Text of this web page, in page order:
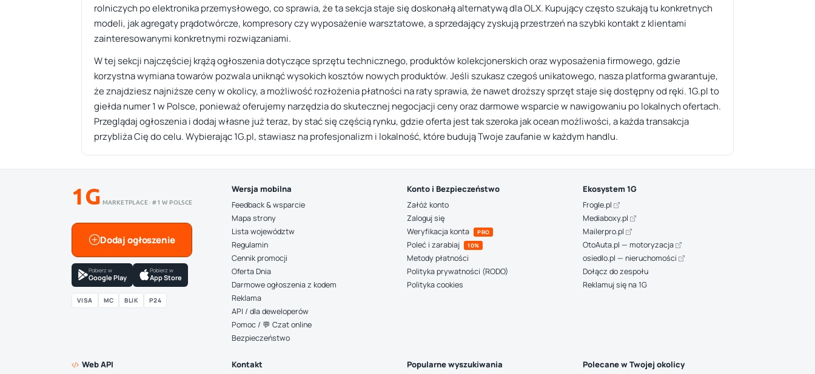
rolniczych po elektronika przemysłowego, co sprawia, że ta sekcja staje się doskonałą alternatywą dla OLX. Kupujący często szukają tu konkretnych
modeli, jak agregaty prądotwórcze, kompresory czy wyposażenie warsztatowe, a sprzedający zyskują przestrzeń na szybki kontakt z klientami
zainteresowanymi konkretnymi rozwiązaniami.
W tej sekcji najczęściej krążą ogłoszenia dotyczące sprzętu technicznego, produktów kolekcjonerskich oraz wyposażenia firmowego, gdzie
korzystna wymiana towarów pozwala uniknąć wysokich kosztów nowych produktów. Jeśli szukasz czegoś unikatowego, nasza platforma gwarantuje,
że znajdziesz najniższe ceny w okolicy, a możliwość rozłożenia płatności na raty sprawia, że nawet droższy sprzęt staje się dostępny od ręki. 1G.pl to
giełda numer 1 w Polsce, ponieważ oferujemy narzędzia do skutecznej negocjacji ceny oraz darmowe wsparcie w nawigowaniu po lokalnych ofertach.
Przeglądaj ogłoszenia i dodaj własne już teraz, by stać się częścią rynku, gdzie oferta jest tak szeroka jak ocean możliwości, a każda transakcja
przybliża Cię do celu. Wybierając 1G.pl, stawiasz na profesjonalizm i lokalność, które budują Twoje zaufanie w każdym handlu.
1G MARKETPLACE · #1 W POLSCE
Dodaj ogłoszenie
Pobierz w
Google Play
Pobierz w
App Store
VISA MC BLIK P24
Wersja mobilna
Feedback & wsparcie
Mapa strony
Lista województw
Regulamin
Cennik promocji
Oferta Dnia
Darmowe ogłoszenia z kodem
Reklama
API / dla deweloperów
Pomoc / 💬 Czat online
Bezpieczeństwo
Konto i Bezpieczeństwo
Załóż konto
Zaloguj się
Weryfikacja konta
PRO
Poleć i zarabiaj 10%
Metody płatności
Polityka prywatności (RODO)
Polityka cookies
Ekosystem 1G
Frogle.pl
Mediaboxy.pl
Mailerpro.pl
OtoAuta.pl — motoryzacja
osiedlo.pl — nieruchomości
Dołącz do zespołu
Reklamuj się na 1G
Web API Kontakt Popularne wyszukiwania Polecane w Twojej okolicy